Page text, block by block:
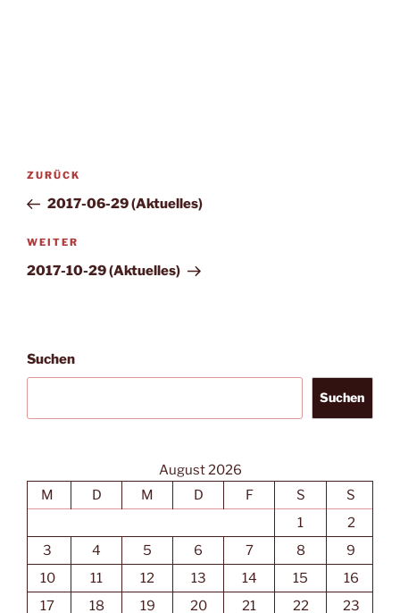
Beitragsnavigation
Vorheriger
Beitrag
ZURÜCK
2017-06-29 (Aktuelles)
Nächster
Beitrag
WEITER
2017-10-29 (Aktuelles)
Suchen
Suchen
August 2026
M
D M D F S
S
1
2
3
4 5 6 7 8
9
10
11 12 13 14 15
16
17
18 19 20 21 22
23